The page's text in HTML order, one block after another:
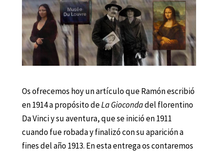
Os ofrecemos hoy un artículo que Ramón escribió
en 1914 a propósito deLa Giocondadel florentino
Da Vinci y su aventura, que se inició en 1911
cuando fue robada y finalizó con su aparición a
fines del año 1913. En esta entrega os contaremos